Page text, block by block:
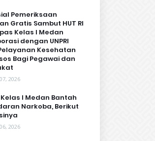
Pemeriksaan
Gratis Sambut HUT RI
Kelas I Medan
dengan UNPRI
Kesehatan
Bagi Pegawai dan
2026
I Medan Bantah
Narkoba, Berikut
2026